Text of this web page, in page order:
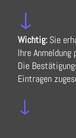
↓
Wichtig: Sie
Ihre
Die
Eintragen
↓